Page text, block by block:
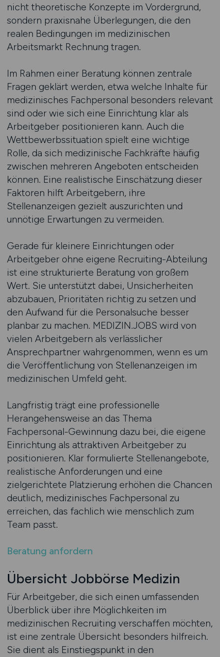
nicht theoretische Konzepte im Vordergrund,
sondern praxisnahe Überlegungen, die den
realen Bedingungen im medizinischen
Arbeitsmarkt Rechnung tragen.
Im Rahmen einer Beratung können zentrale
Fragen geklärt werden, etwa welche Inhalte für
medizinisches Fachpersonal besonders relevant
sind oder wie sich eine Einrichtung klar als
Arbeitgeber positionieren kann. Auch die
Wettbewerbssituation spielt eine wichtige
Rolle, da sich medizinische Fachkräfte häufig
zwischen mehreren Angeboten entscheiden
können. Eine realistische Einschätzung dieser
Faktoren hilft Arbeitgebern, ihre
Stellenanzeigen gezielt auszurichten und
unnötige Erwartungen zu vermeiden.
Gerade für kleinere Einrichtungen oder
Arbeitgeber ohne eigene Recruiting-Abteilung
ist eine strukturierte Beratung von großem
Wert. Sie unterstützt dabei, Unsicherheiten
abzubauen, Prioritäten richtig zu setzen und
den Aufwand für die Personalsuche besser
planbar zu machen. MEDIZIN.JOBS wird von
vielen Arbeitgebern als verlässlicher
Ansprechpartner wahrgenommen, wenn es um
die Veröffentlichung von Stellenanzeigen im
medizinischen Umfeld geht.
Langfristig trägt eine professionelle
Herangehensweise an das Thema
Fachpersonal-Gewinnung dazu bei, die eigene
Einrichtung als attraktiven Arbeitgeber zu
positionieren. Klar formulierte Stellenangebote,
realistische Anforderungen und eine
zielgerichtete Platzierung erhöhen die Chancen
deutlich, medizinisches Fachpersonal zu
erreichen, das fachlich wie menschlich zum
Team passt.
Beratung anfordern
Übersicht Jobbörse Medizin
Für Arbeitgeber, die sich einen umfassenden
Überblick über ihre Möglichkeiten im
medizinischen Recruiting verschaffen möchten,
ist eine zentrale Übersicht besonders hilfreich.
Sie dient als Einstiegspunkt in den